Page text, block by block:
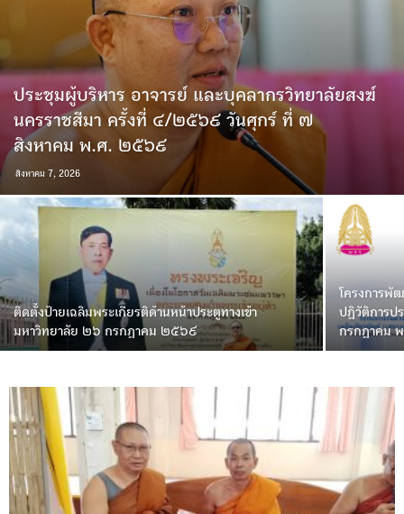
ประชุมผู้บริหาร อาจารย์ และบุคลากรวิทยาลัยสงฆ์
นครราชสีมา ครั้งที่ ๔/๒๕๖๙ วันศุกร์ ที่ ๗
สิงหาคม พ.ศ. ๒๕๖๙
สิงหาคม 7, 2026
ติดตั้งป้ายเฉลิมพระเกียรติด้านหน้าประตูทางเข้า
มหาวิทยาลัย ๒๖ กรกฎาคม ๒๕๖๙
โครงการพั
ปฏิวัติการป
กรกฎาคม